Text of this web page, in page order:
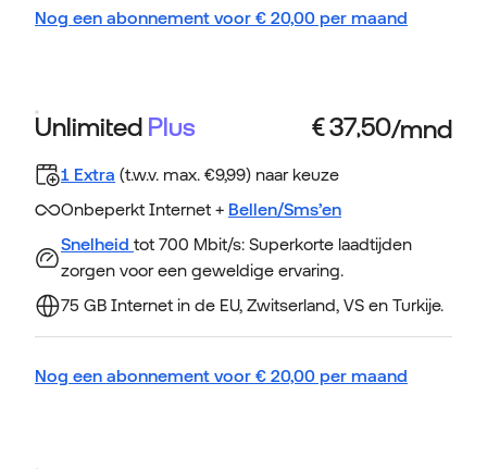
Nog een abonnement voor € 20,00 per maand
Unlimited Plus
1 Extra (t.w.v. max. €9,99) naar keuze
Onbeperkt Internet + Bellen/Sms’en
Snelheid tot 700 Mbit/s: Superkorte laadtijden
zorgen voor een geweldige ervaring.
75 GB Internet in de EU, Zwitserland, VS en Turkije.
Nog een abonnement voor € 20,00 per maand